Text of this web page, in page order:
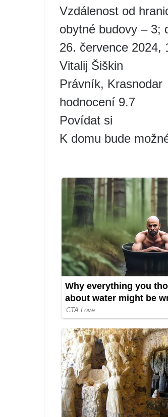
Vzdálenost od
obytné budovy – 3;
26. července 2024,
Vitalij Šiškin
Právník, Krasnodar
hodnocení 9.7
Povídat si
K domu bude